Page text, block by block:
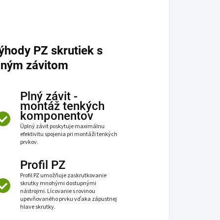
PZ skrutiek s
závitom
Plný závit -
montáž tenkých
komponentov
Úplný závit poskytuje maximálnu
efektivitu spojenia pri montáži tenkých
prvkov.
Profil PZ
Profil PZ umožňuje zaskrutkovanie
skrutky mnohými dostupnými
nástrojmi. Lícovanie s rovinou
upevňovaného prvku vďaka zápustnej
hlave skrutky.